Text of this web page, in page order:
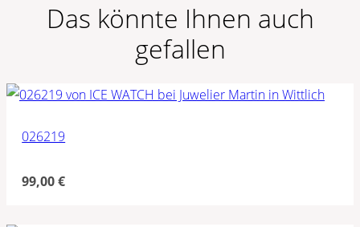
Das könnte Ihnen auch
gefallen
026219
99,00€